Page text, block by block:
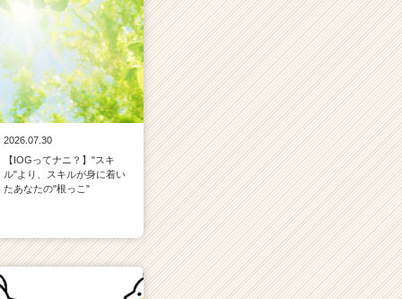
2026.07.30
【IOGってナニ？】"スキ
ル"より、スキルが身に着い
たあなたの"根っこ"